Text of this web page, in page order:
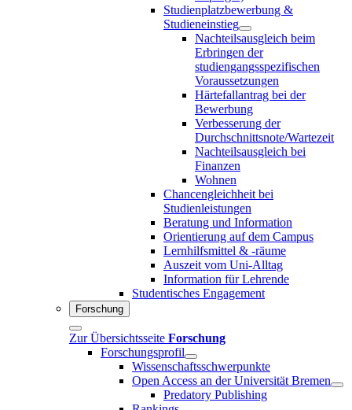
Studienplatzbewerbung &
Studieneinstieg
Nachteilsausgleich beim
Erbringen der
studiengangsspezifischen
Voraussetzungen
Härtefallantrag bei der
Bewerbung
Verbesserung der
Durchschnittsnote/Wartezeit
Nachteilsausgleich bei
Finanzen
Wohnen
Chancengleichheit bei
Studienleistungen
Beratung und Information
Orientierung auf dem Campus
Lernhilfsmittel & -räume
Auszeit vom Uni-Alltag
Information für Lehrende
Studentisches Engagement
Forschung
Zur Übersichtsseite Forschung
Forschungsprofil
Wissenschaftsschwerpunkte
Open Access an der Universität Bremen
Predatory Publishing